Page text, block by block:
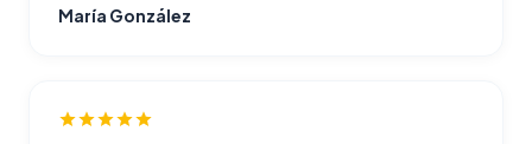
María González